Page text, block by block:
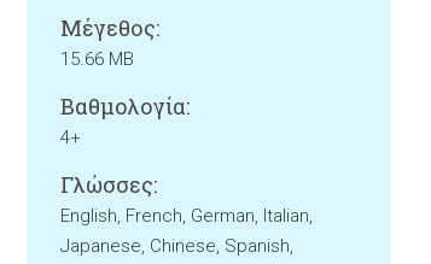
Μέγεθος:
15.66 MB
Βαθμολογία:
4+
Γλώσσες:
English, French, German, Italian,
Japanese, Chinese, Spanish,